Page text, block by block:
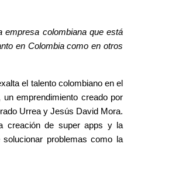
empresa colombiana que está
en Colombia como en otros
el talento colombiano en el
emprendimiento creado por
Urrea y Jesús David Mora.
creación de super apps y la
problemas como la